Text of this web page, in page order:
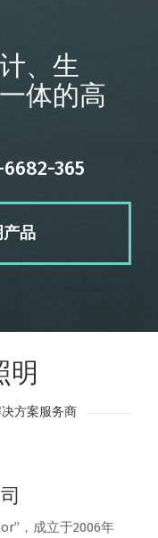
、生
体的高
365
品
明
方案服务商
，成立于2006年